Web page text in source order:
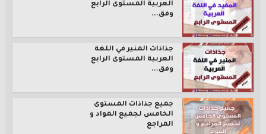
العربية المستوى الرابع
وفق...
جذاذات المنير في اللغة
العربية المستوى الرابع
وفق...
جميع جذاذات المستوى
الخامس لجميع المواد و
المراجع